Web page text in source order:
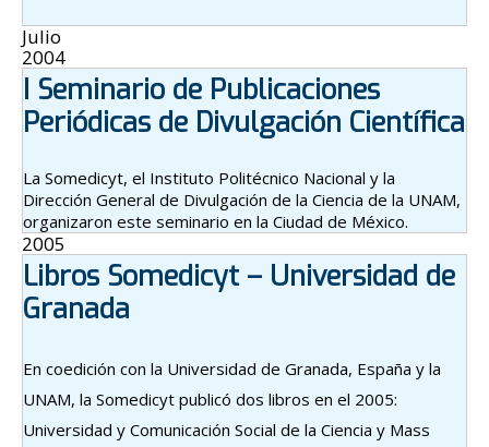
Julio
2004
I Seminario de Publicaciones
Periódicas de Divulgación Científica
La Somedicyt, el Instituto Politécnico Nacional y la
Dirección General de Divulgación de la Ciencia de la UNAM,
organizaron este seminario en la Ciudad de México.
2005
Libros Somedicyt – Universidad de
Granada
En coedición con la Universidad de Granada, España y la
UNAM, la Somedicyt publicó dos libros en el 2005:
Universidad y Comunicación Social de la Ciencia y Mass